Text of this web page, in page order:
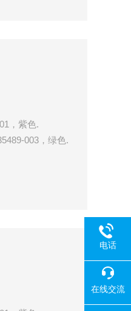
，紫色.
003，绿色.
电话
在线交流